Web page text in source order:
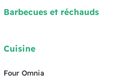
Barbecues et réchauds
Cuisine
Four Omnia